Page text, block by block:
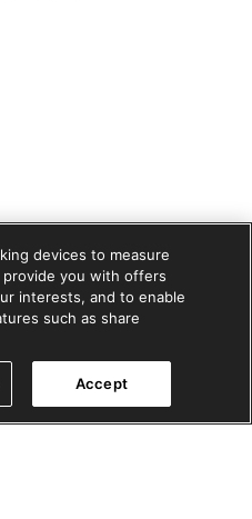
LLC. All rights
키설정
devices to measure
you with offers
interests, and to enable
such as share
Accept